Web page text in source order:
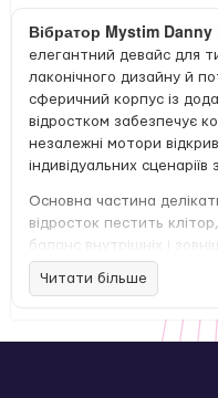
Вібратор Mystim
елегантний девайс для
лаконічного дизайну й
сферичний корпус із
відростком забезпечує
незалежні мотори
індивідуальних
Основна частина
відросток пестить
баланс внутрішніх і
один із 8 режимів вібрації
інтенсивності— від
пульсації. Два мотори
дозволяючи адаптувати
Читати більше